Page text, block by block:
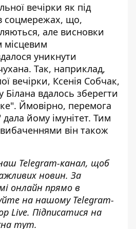
вечірки як під
соцмережах, що,
але висновки
місцевим
уникнути
Так, наприклад,
вечірки, Ксенія Собчак,
Білана вдалось зберегти
Ймовірно, перемога
йому імунітет. Тим
він також
Telegram-канал, щоб
новин. За
онлайн прямо в
на нашому Telegram-
Live. Підписатися на
тут.